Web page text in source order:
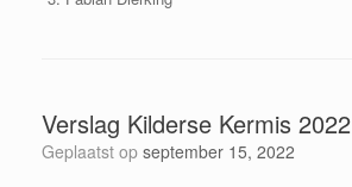
Verslag Kilderse Kermis 2022
Geplaatst op september 15, 2022